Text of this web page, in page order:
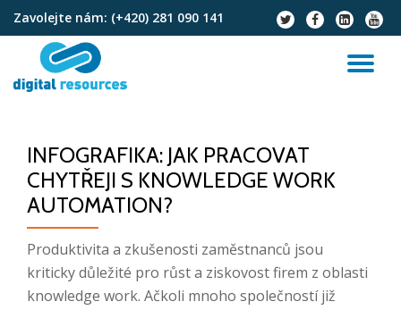
Přeskočit
obsah
Zavolejte nám: (+420) 281 090 141
fa-
twitter
fa-
facebook
fa-
linkedin-
square
fa-
INFOGRAFIKA: JAK PRACOVAT
CHYTŘEJI S KNOWLEDGE WORK
AUTOMATION?
Produktivita a zkušenosti zaměstnanců jsou
kriticky důležité pro růst a ziskovost firem z oblasti
knowledge work. Ačkoli mnoho společností již